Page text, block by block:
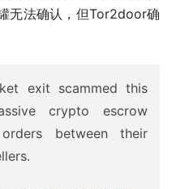
无法确认，但Tor2door确
exit scammed this
crypto escrow
between their